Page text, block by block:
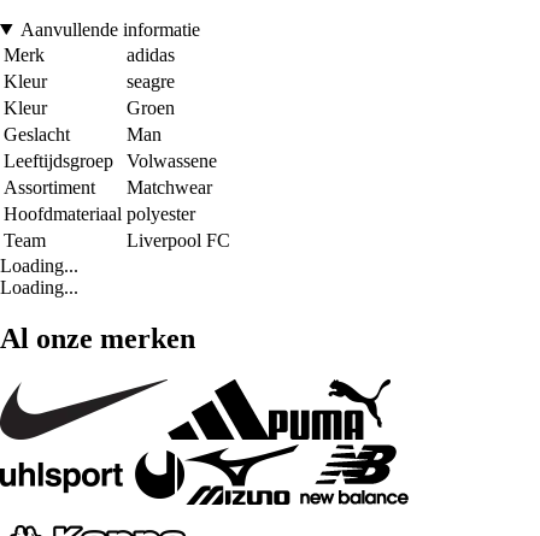
Aanvullende informatie
Merk
adidas
Kleur
seagre
Kleur
Groen
Geslacht
Man
Leeftijdsgroep
Volwassene
Assortiment
Matchwear
Hoofdmateriaal polyester
Team
Liverpool FC
Loading...
Loading...
Al onze merken